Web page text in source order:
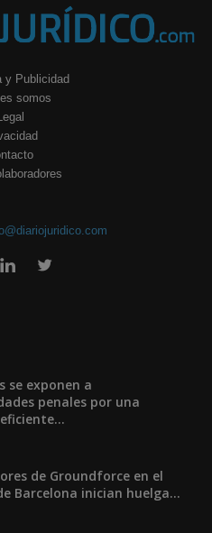
y Publicidad
somos
se exponen a
penales por una
de Groundforce en el
Barcelona inician huelga...